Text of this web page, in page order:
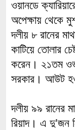
ওয়ানডে
অপেক্ষায় থেকে
দলীয় ৮ রানের
কাটিয়ে তোলার
করেন। ২১তম
সরকার। আউট
দলীয় ৯৯ রানের
রিয়াদ। এ দু’জন